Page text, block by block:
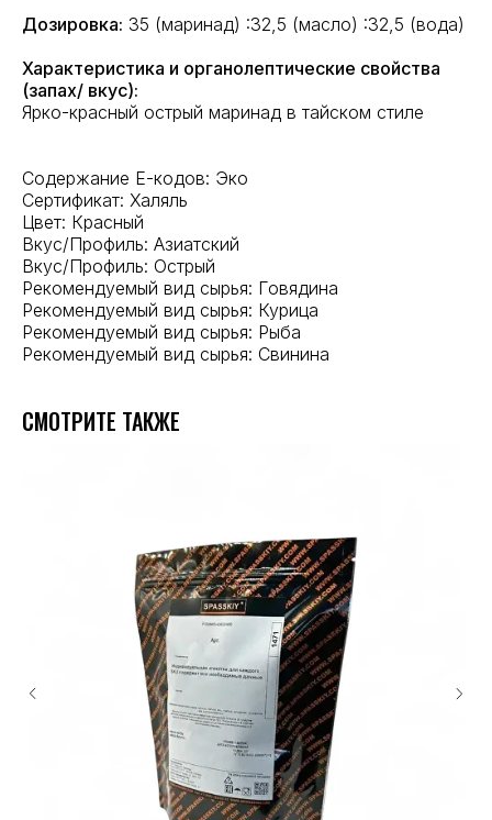
Дозировка: 35 (маринад) :32,5 (масло) :32,5 (вода)
Характеристика и органолептические свойства
(запах/ вкус):
Ярко-красный острый маринад в тайском стиле
Содержание Е-кодов: Эко
Сертификат: Халяль
Цвет: Красный
Вкус/Профиль: Азиатский
Вкус/Профиль: Острый
Рекомендуемый вид сырья: Говядина
Рекомендуемый вид сырья: Курица
Рекомендуемый вид сырья: Рыба
Рекомендуемый вид сырья: Свинина
СМОТРИТЕ ТАКЖЕ